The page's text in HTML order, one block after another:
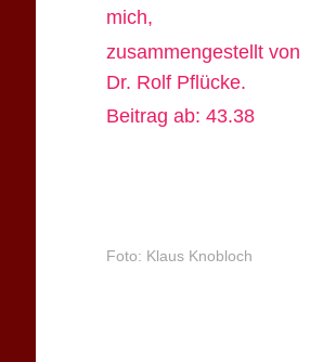
mich,
zusammengestellt von
Dr. Rolf Pflücke.
Beitrag ab: 43.38
Foto: Klaus Knobloch